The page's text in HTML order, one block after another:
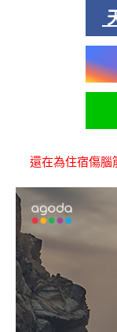
還在為住宿傷腦